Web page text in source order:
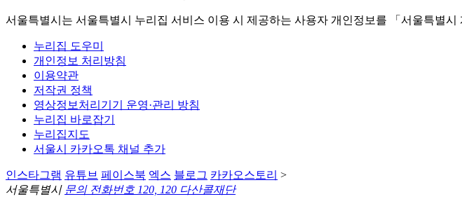
서울특별시는 서울특별시 누리집 서비스 이용 시 제공하는 사용자 개인정보를 「서울특별
누리집 도우미
개인정보 처리방침
이용약관
저작권 정책
영상정보처리기기 운영·관리 방침
누리집 바로잡기
누리집지도
서울시 카카오톡 채널 추가
인스타그램 유튜브 페이스북 엑스 블로그 카카오스토리 >
서울특별시 문의 전화번호 120, 120 다산콜재단